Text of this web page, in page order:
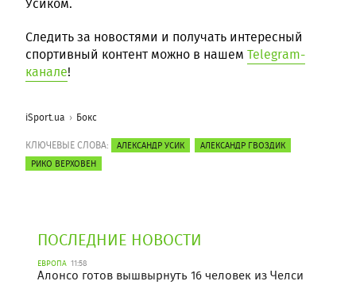
Следить за новостями и получать интересный
спортивный контент можно в нашем Telegram-
канале!
iSport.ua Бокс
КЛЮЧЕВЫЕ СЛОВА: АЛЕКСАНДР УСИК
АЛЕКСАНДР ГВОЗДИК
РИКО ВЕРХОВЕН
ПОСЛЕДНИЕ НОВОСТИ
ЕВРОПА 11:58
Алонсо готов вышвырнуть 16 человек из Челси